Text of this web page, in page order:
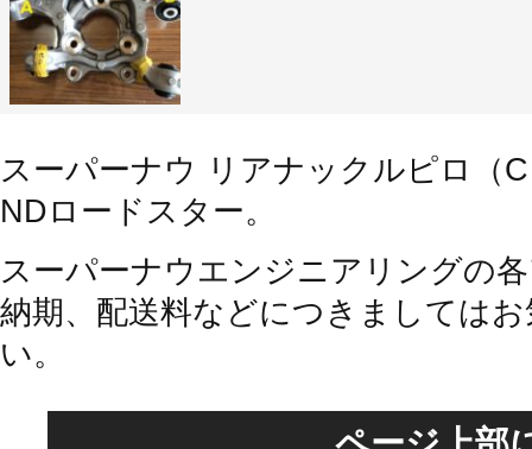
スーパーナウ リアナックルピロ（
NDロードスター。
スーパーナウエンジニアリングの
納期、配送料などにつきましては
い。